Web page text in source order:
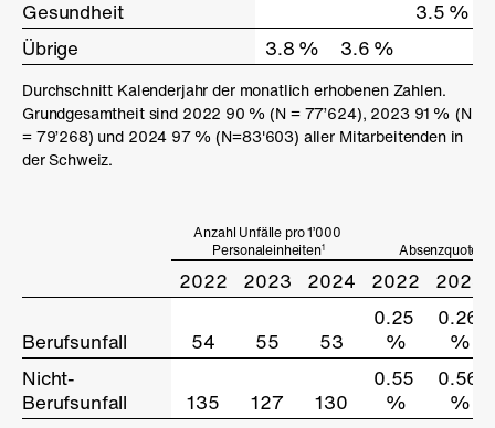
Gesundheit
3.5 %
Übrige
3.8 % 3.6 %
Gesundheit
Übrige
Durchschnitt Kalenderjahr der monatlich erhobenen Zahlen.
Grundgesamtheit sind 2022 90 % (N = 77’624), 2023 91 % (N
= 79’268) und 2024 97 % (N=83'603) aller Mitarbeitenden in
der Schweiz.
Anzahl Unfälle pro 1’000
Personaleinheiten1 Absenzquote
2022 2023 2024 2022 2023
Berufsunfall 54 55 53
0.25
%
0.26
%
Nicht-
Berufsunfall
135 127 130
0.55
%
0.56
%
Berufsunfall
Nicht-
Berufsunfall